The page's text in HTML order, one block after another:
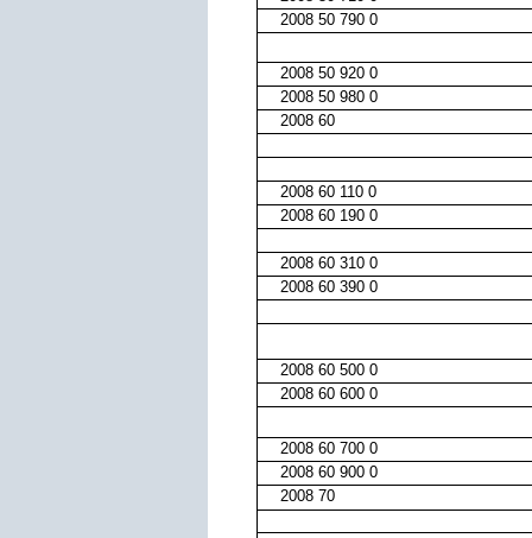
2008 50 790 0
2008 50 920 0
2008 50 980 0
2008 60
2008 60 110 0
2008 60 190 0
2008 60 310 0
2008 60 390 0
2008 60 500 0
2008 60 600 0
2008 60 700 0
2008 60 900 0
2008 70